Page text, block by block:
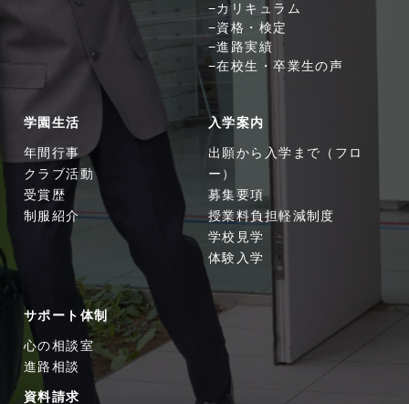
カリキュラム
資格・検定
進路実績
在校生・卒業生の声
学園生活
年間行事
クラブ活動
受賞歴
制服紹介
入学案内
出願から入学まで（フロ
ー）
募集要項
授業料負担軽減制度
学校見学
体験入学
サポート体制
心の相談室
進路相談
資料請求